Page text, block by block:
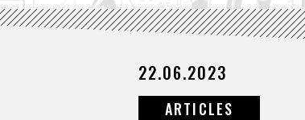
22.06.2023
ARTICLES